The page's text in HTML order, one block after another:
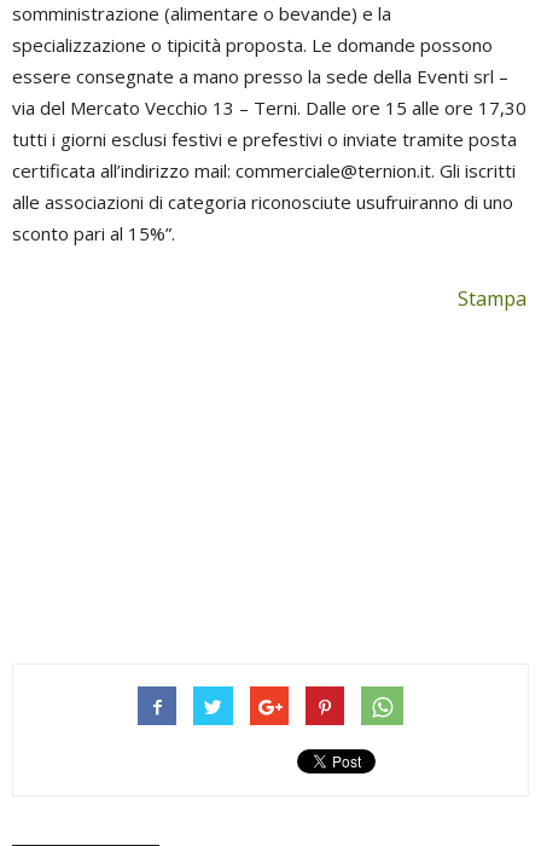
somministrazione (alimentare o bevande) e la
specializzazione o tipicità proposta. Le domande possono
essere consegnate a mano presso la sede della Eventi srl –
via del Mercato Vecchio 13 – Terni. Dalle ore 15 alle ore 17,30
tutti i giorni esclusi festivi e prefestivi o inviate tramite posta
certificata all’indirizzo mail: commerciale@ternion.it. Gli iscritti
alle associazioni di categoria riconosciute usufruiranno di uno
sconto pari al 15%”.
Stampa